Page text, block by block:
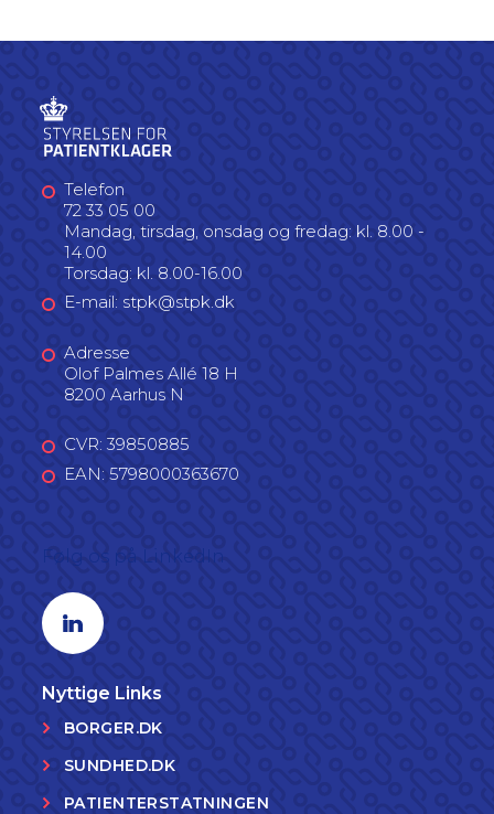
Telefon
72 33 05 00
Mandag, tirsdag, onsdag og fredag: kl. 8.00 -
14.00
Torsdag: kl. 8.00-16.00
E-mail: stpk@stpk.dk
Adresse
Olof Palmes Allé 18 H
8200 Aarhus N
CVR: 39850885
EAN: 5798000363670
Linkedin profil
Nyttige Links
BORGER.DK
SUNDHED.DK
PATIENTERSTATNINGEN